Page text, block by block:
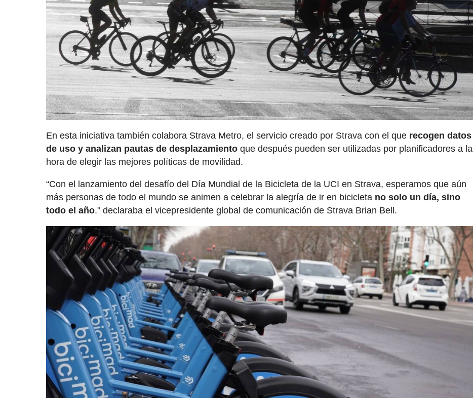
En esta iniciativa también colabora Strava Metro, el servicio creado por Strava con el que recogen datos
de uso y analizan pautas de desplazamiento que después pueden ser utilizadas por planificadores a la
hora de elegir las mejores políticas de movilidad.
“Con el lanzamiento del desafío del Día Mundial de la Bicicleta de la UCI en Strava, esperamos que aún
más personas de todo el mundo se animen a celebrar la alegría de ir en bicicleta no solo un día, sino
todo el año." declaraba el vicepresidente global de comunicación de Strava Brian Bell.